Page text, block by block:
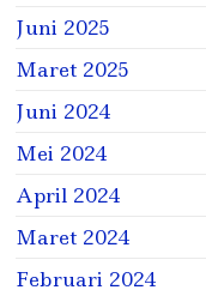
Juni 2025
Maret 2025
Juni 2024
Mei 2024
April 2024
Maret 2024
Februari 2024